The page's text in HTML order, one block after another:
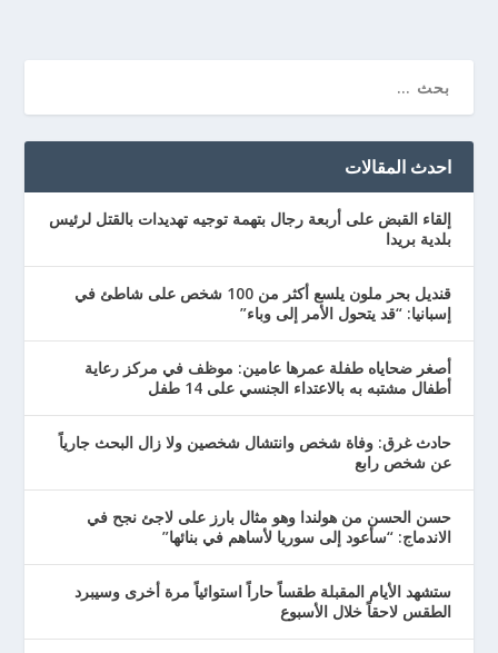
احدث المقالات
إلقاء القبض على أربعة رجال بتهمة توجيه تهديدات بالقتل لرئيس
بلدية بريدا
قنديل بحر ملون يلسع أكثر من 100 شخص على شاطئ في
إسبانيا: “قد يتحول الأمر إلى وباء”
أصغر ضحاياه طفلة عمرها عامين: موظف في مركز رعاية
أطفال مشتبه به بالاعتداء الجنسي على 14 طفل
حادث غرق: وفاة شخص وانتشال شخصين ولا زال البحث جارياً
عن شخص رابع
حسن الحسن من هولندا وهو مثال بارز على لاجئ نجح في
الاندماج: “سأعود إلى سوريا لأساهم في بنائها”
ستشهد الأيام المقبلة طقساً حاراً استوائياً مرة أخرى وسيبرد
الطقس لاحقاً خلال الأسبوع